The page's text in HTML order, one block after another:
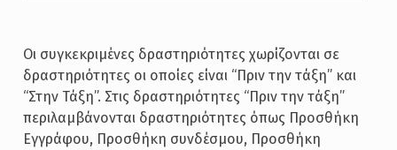
Οι συγκεκριμένες δραστηριότητες χωρίζονται σε
δραστηριότητες οι οποίες είναι “Πριν την τάξη” και
“Στην Τάξη”. Στις δραστηριότητες “Πριν την τάξη”
περιλαμβάνονται δραστηριότητες όπως Προσθήκη
Εγγράφου, Προσθήκη συνδέσμου, Προσθήκη